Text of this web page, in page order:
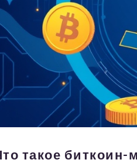
такое